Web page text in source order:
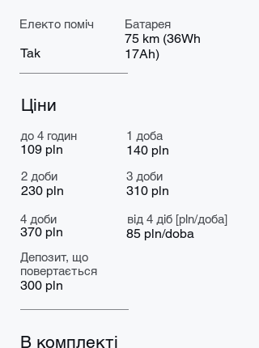
Електо поміч
Tak
Батарея
75 km (36Wh
17Ah)
Ціни
109 pln
до 4 годин
4 доби
370 pln
1 доба
140 pln
від 4 діб [pln/доба]
85 pln/doba
2 доби
230 pln
3 доби
310 pln
Депозит, що
повертається
300 pln
В комплекті